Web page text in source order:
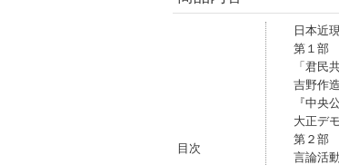
目次
日本近
第１部
「君民
吉野作
『中央
大正デ
第２部
言論活